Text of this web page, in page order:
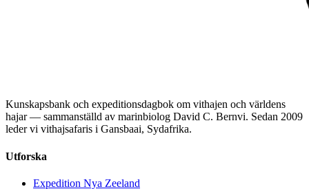
Kunskapsbank och expeditionsdagbok om vithajen och världens
hajar — sammanställd av marinbiolog David C. Bernvi. Sedan 2009
leder vi vithajsafaris i Gansbaai, Sydafrika.
Utforska
Expedition Nya Zeeland